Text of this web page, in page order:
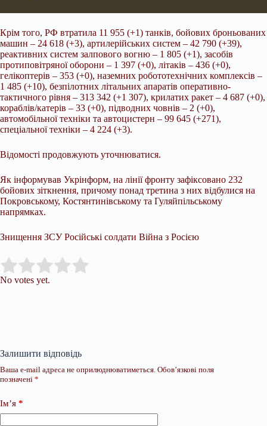
Крім того, РФ втратила 11 955 (+1) танків, бойових броньованих
машин – 24 618 (+3), артилерійських систем – 42 790 (+39),
реактивних систем залпового вогню – 1 805 (+1), засобів
протиповітряної оборони – 1 397 (+0), літаків – 436 (+0),
гелікоптерів – 353 (+0), наземних робототехнічних комплексів –
1 485 (+10), безпілотних літальних апаратів оперативно-
тактичного рівня – 313 342 (+1 307), крилатих ракет – 4 687 (+0),
кораблів/катерів – 33 (+0), підводних човнів – 2 (+0),
автомобільної техніки та автоцистерн – 99 645 (+271),
спеціальної техніки – 4 224 (+3).
Відомості продовжують уточнюватися.
Як інформував Укрінформ, на лінії фронту зафіксовано 232
бойових зіткнення, причому понад третина з них відбулися на
Покровському, Костянтинівському та Гуляйпільському
напрямках.
Знищення ЗСУ Російські солдати Війна з Росією
Rate this item:
No votes yet.
Залишити відповідь
Ваша e-mail адреса не оприлюднюватиметься. Обов’язкові поля
позначені *
Ім’я *